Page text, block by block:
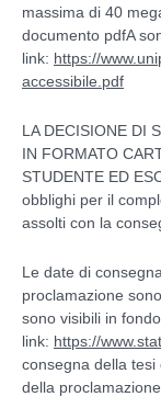
massima di 40
documento pdfA
link: https://
accessibile.pdf
LA DECISIONE DI
IN FORMATO
STUDENTE ED
obblighi per il
assolti con la
Le date di
proclamazione
sono visibili in
link: https://
consegna della
della proclamazione.